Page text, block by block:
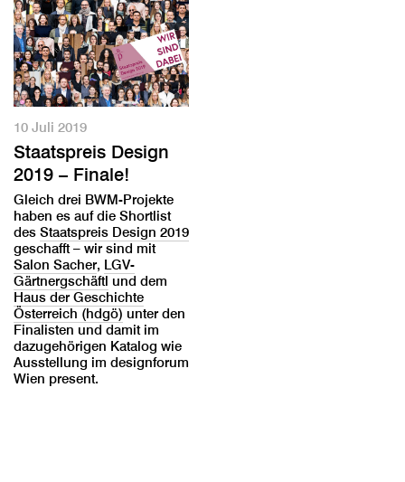
10 Juli 2019
Staatspreis Design
2019 – Finale!
Gleich drei BWM-Projekte
haben es auf die Shortlist
des Staatspreis Design 2019
geschafft – wir sind mit
Salon Sacher, LGV-
Gärtnergschäftl und dem
Haus der Geschichte
Österreich (hdgö) unter den
Finalisten und damit im
dazugehörigen Katalog wie
Ausstellung im designforum
Wien present.